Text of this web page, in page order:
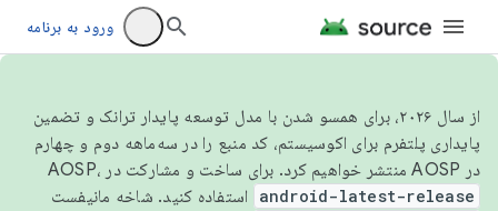
ورود به برنامه
از سال ۲۰۲۶، برای همسو شدن با مدل توسعه پایدار ترانک و تضمین
پایداری پلتفرم برای اکوسیستم، کد منبع را در سه‌ماهه دوم و چهارم
در AOSP منتشر خواهیم کرد. برای ساخت و مشارکت در AOSP،
android-latest-release استفاده کنید. شاخه مانیفست